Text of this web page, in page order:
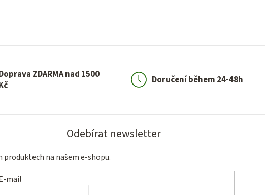
ZDARMA nad 1500
Doručení během 24-48h
Odebírat newsletter
na našem e-shopu.
mail